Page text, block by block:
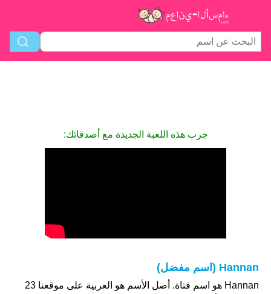
جرب هذه اللعبة الجديدة مع أصدقائك:
Hannan (اسم مفضل)
Hannan هو اسم فتاة. أصل الأسم هو العربية على موقعنا 23